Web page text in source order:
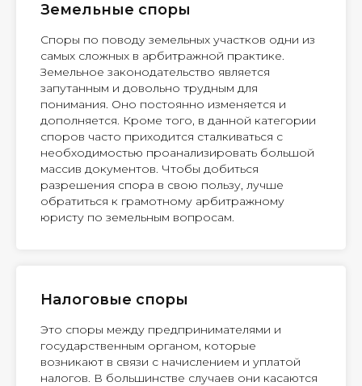
Земельные споры
Споры по поводу земельных участков одни из
самых сложных в арбитражной практике.
Земельное законодательство является
запутанным и довольно трудным для
понимания. Оно постоянно изменяется и
дополняется. Кроме того, в данной категории
споров часто приходится сталкиваться с
необходимостью проанализировать большой
массив документов. Чтобы добиться
разрешения спора в свою пользу, лучше
обратиться к грамотному арбитражному
юристу по земельным вопросам.
Налоговые споры
Это споры между предпринимателями и
государственным органом, которые
возникают в связи с начислением и уплатой
налогов. В большинстве случаев они касаются